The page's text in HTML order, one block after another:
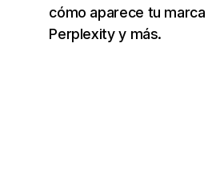
cómo aparece tu marca
Perplexity y más.